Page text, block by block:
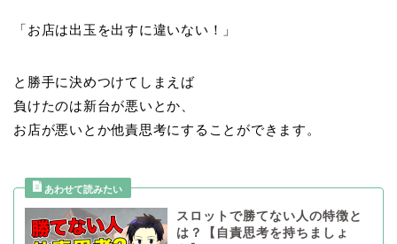
「お店は出玉を出すに違いない！」
と勝手に決めつけてしまえば
負けたのは新台が悪いとか、
お店が悪いとか他責思考にすることができます。
スロットで勝てない人の特徴と
は？【自責思考を持ちましょ